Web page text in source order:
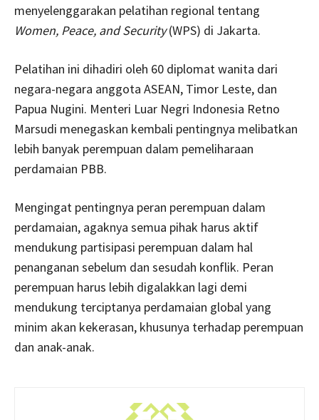
menyelenggarakan pelatihan regional tentang
Women, Peace, and Security(WPS) di Jakarta.
Pelatihan ini dihadiri oleh 60 diplomat wanita dari
negara-negara anggota ASEAN, Timor Leste, dan
Papua Nugini. Menteri Luar Negri Indonesia Retno
Marsudi menegaskan kembali pentingnya melibatkan
lebih banyak perempuan dalam pemeliharaan
perdamaian PBB.
Mengingat pentingnya peran perempuan dalam
perdamaian, agaknya semua pihak harus aktif
mendukung partisipasi perempuan dalam hal
penanganan sebelum dan sesudah konflik. Peran
perempuan harus lebih digalakkan lagi demi
mendukung terciptanya perdamaian global yang
minim akan kekerasan, khusunya terhadap perempuan
dan anak-anak.